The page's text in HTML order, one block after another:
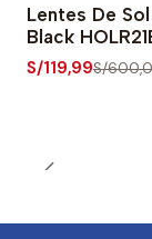
-80% OFF
Lentes De
Black
S/119,99S/